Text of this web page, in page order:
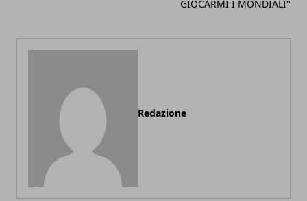
GIOCARMI I MONDIALI"
Redazione